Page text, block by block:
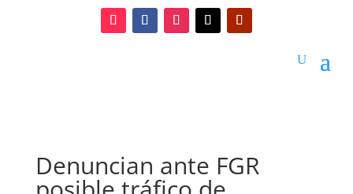
Denuncian ante FGR